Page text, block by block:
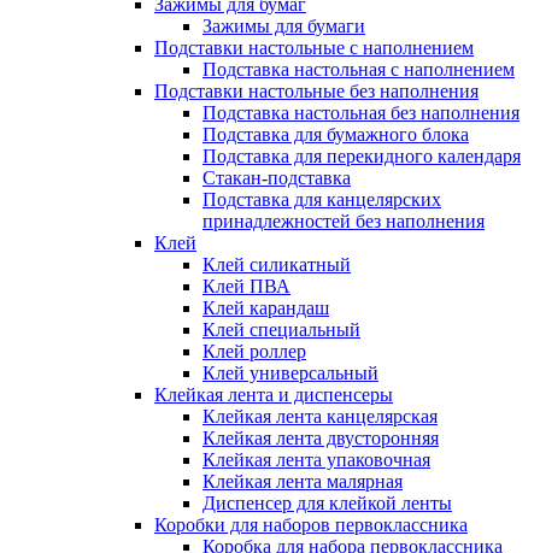
Зажимы для бумаг
Зажимы для бумаги
Подставки настольные с наполнением
Подставка настольная с наполнением
Подставки настольные без наполнения
Подставка настольная без наполнения
Подставка для бумажного блока
Подставка для перекидного календаря
Стакан-подставка
Подставка для канцелярских
принадлежностей без наполнения
Клей
Клей силикатный
Клей ПВА
Клей карандаш
Клей специальный
Клей роллер
Клей универсальный
Клейкая лента и диспенсеры
Клейкая лента канцелярская
Клейкая лента двусторонняя
Клейкая лента упаковочная
Клейкая лента малярная
Диспенсер для клейкой ленты
Коробки для наборов первоклассника
Коробка для набора первоклассника